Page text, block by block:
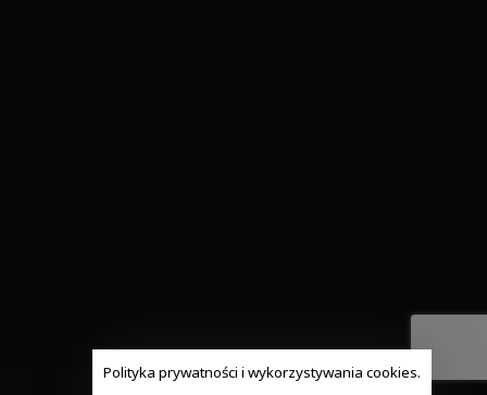
Polityka prywatności i wykorzystywania cookies.